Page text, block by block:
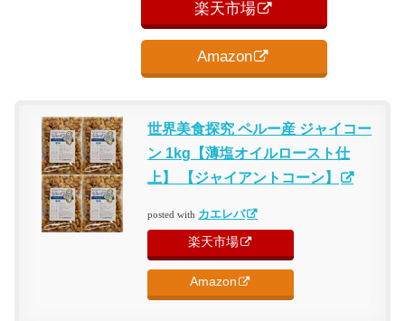
楽天市場
Amazon
世界美食探究 ペルー産 ジャイコー
ン 1kg【薄塩オイルロースト仕
上】 【ジャイアントコーン】
posted with カエレバ
楽天市場
Amazon